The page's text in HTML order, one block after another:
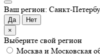
Ваш регион: Санкт-
Да
Нет
×
Выберите свой регион
Москва и Московская